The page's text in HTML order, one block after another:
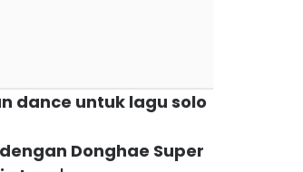
dance untuk lagu solo
Donghae Super